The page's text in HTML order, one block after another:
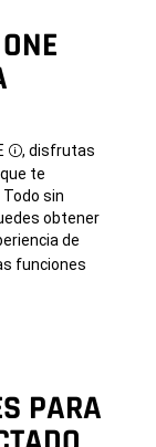
Disclosure
, disfrutas
te
sin
obtener
de
funciones
PARA